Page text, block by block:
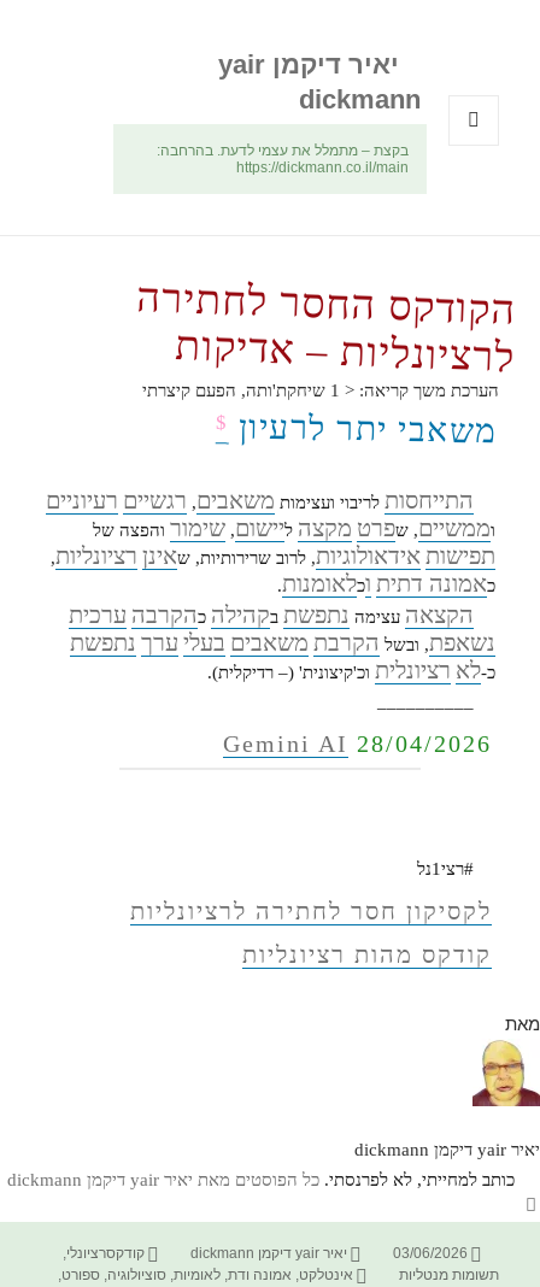
יאיר דיקמן yair
dickmann
בקצת – מתמלל את עצמי לדעת. בהרחבה:
https://dickmann.co.il/main
הקודקס החסר לחתירה
לרציונליות – אדיקות
הערכת משך קריאה: < 1 שיחקת'ותה, הפעם קיצרתי
משאבי יתר לרעיון $
התייחסות לריבוי ועצימות משאבים, רגשיים רעיוניים
וממשיים, שפרט מקצה ליישום,שימור והפצה של
תפישות אידאולוגיות, לרוב שרירותיות, שאינן רציונליות,
כאמונה דתית וכלאומנות.
הקצאה עצימה נתפשת בקהילה כהקרבה ערכית
נשאפת, ובשל הקרבת משאבים בעלי ערך נתפשת
כ-לא רציונלית וכ'קיצונית' (– רדיקלית).
Gemini AI 28/04/2026
#רצי1נל
לקסיקון חסר לחתירה לרציונליות
קודקס מהות רציונליות
מאת
יאיר yair דיקמן dickmann
כותב למחייתי, לא לפרנסתי. כל הפוסטים מאת יאיר yair דיקמן dickmann‏
פורסם
בתאריך
03/06/2026 מחבר
יאיר yair דיקמן dickmann קטגוריות
קודקסרציונלי,
תשומות מנטליות
תגיות
אינטלקט, אמונה ודת,לאומיות,סוציולוגיה,ספורט,